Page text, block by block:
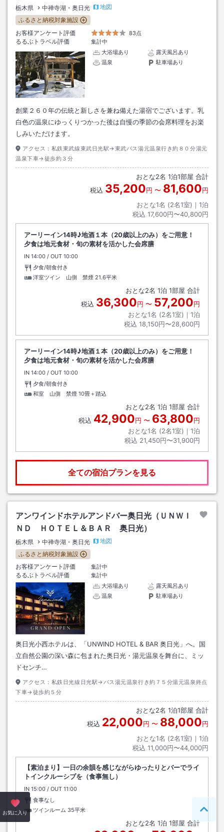
栃木県 中禅寺湖・奥日光
地図
ふるさと納税対象施設
お客様アンケート評価
83点
るるぶトラベル評価
集計中
大浴場あり
露天風呂あり
温泉
駐車場あり
創業２６０年の伝統と新しさを兼ね備えた湯宿でございます。乳
白色の温泉にゆっくりつかった後は自慢の季節の会席料理をお楽
しみいただけます。
アクセス： 私鉄東武線東武日光駅→東武バス湯元温泉行き約８０分湯元
温泉下車→徒歩約３分
おとな2名 1泊1部屋 合計
税込 35,200円 〜 81,600円
おとな1名 (2名1室)｜ 1泊
税込 17,600円〜40,800円
アーリーイン14時♪地酒１本（20歳以上のみ）をご用意！
夕食は地元食材・旬の素材を活かした会席膳
IN チェックイン
14:00 / OUT チェックアウト
10:00
夕食/朝食付き
洋室ツイン 山側 禁煙 21.6平米
おとな2名 1泊 1部屋 合計
税込 36,300円 〜 57,200円
おとな1名 (2名1室)｜ 1泊
税込 18,150円〜28,600円
アーリーイン14時♪地酒１本（20歳以上のみ）をご用意！
夕食は地元食材・旬の素材を活かした会席膳
IN チェックイン
14:00 / OUT チェックアウト
10:00
夕食/朝食付き
和室 山側 禁煙 10畳＋踏込
おとな2名 1泊 1部屋 合計
税込 42,900円 〜 63,800円
おとな1名 (2名1室)｜ 1泊
税込 21,450円〜31,900円
全ての宿泊プランを見る
アンワインドホテルアンドバー奥日光（ＵＮＷＩ
ＮＤ ＨＯＴＥＬ＆ＢＡＲ 奥日光）
栃木県 中禅寺湖・奥日光
地図
ふるさと納税対象施設
お客様アンケート評価
集計中
るるぶトラベル評価
集計中
大浴場あり
露天風呂あり
温泉
駐車場あり
奥日光小西ホテルは、「UNWIND HOTEL & BAR 奥日光」へ。国
立自然公園の深い森に包まれた奥日光・湯元温泉を舞台に、ミッ
ドセンチ…
アクセス： 私鉄日光線日光駅→バス湯元温泉行き約７５分湯元温泉終点
下車→徒歩約５分
おとな2名 1泊1部屋 合計
税込 22,000円 〜 88,000円
おとな1名 (2名1室)｜ 1泊
税込 11,000円〜44,000円
【素泊まり】一日の余韻を感じながらゆったりとバーでライ
トインクルーシブを（食事無し）
IN チェックイン
15:00 / OUT チェックアウト
11:00
食事なし
ツインルーム 35平米
おとな2名 1泊 1部屋 合計
お気に入り ペー